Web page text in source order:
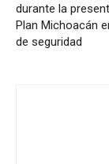
durante la
Plan Michoacán
de seguridad